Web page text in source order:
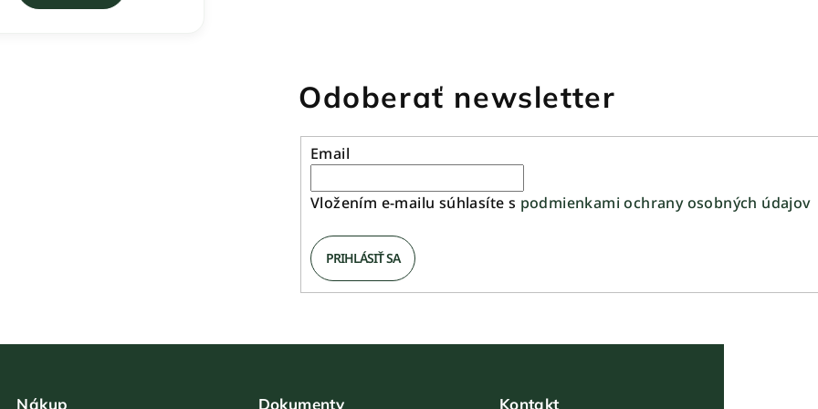
Odoberať newsletter
Email
Vložením e-mailu súhlasíte s podmienkami ochrany osobných údajov
PRIHLÁSIŤ SA
Nákup Dokumenty Kontakt